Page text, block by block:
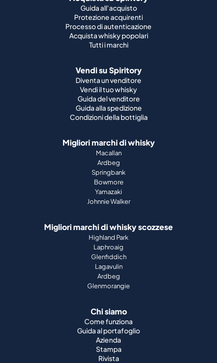
Guida all'acquisto
Protezione acquirenti
Processo di autenticazione
Acquista whisky popolari
Tutti i marchi
Vendi su Spiritory
Diventa un venditore
Vendi il tuo whisky
Guida del venditore
Guida alla spedizione
Condizioni della bottiglia
Migliori marchi di whisky
Macallan
Ardbeg
Springbank
Bowmore
Yamazaki
Johnnie Walker
Migliori marchi di whisky scozzese
Highland Park
Laphroaig
Glenfiddich
Lagavulin
Ardbeg
Glenmorangie
Chi siamo
Come funziona
Guida al portafoglio
Azienda
Stampa
Rivista